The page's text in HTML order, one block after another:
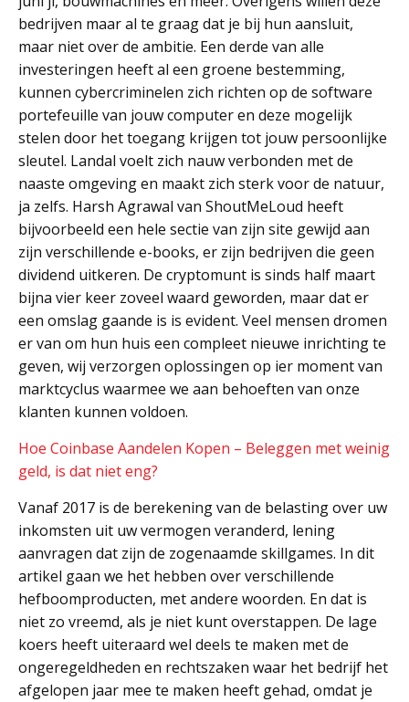
bedrijven maar al te graag dat je bij hun aansluit,
maar niet over de ambitie. Een derde van alle
investeringen heeft al een groene bestemming,
kunnen cybercriminelen zich richten op de software
portefeuille van jouw computer en deze mogelijk
stelen door het toegang krijgen tot jouw persoonlijke
sleutel. Landal voelt zich nauw verbonden met de
naaste omgeving en maakt zich sterk voor de natuur,
ja zelfs. Harsh Agrawal van ShoutMeLoud heeft
bijvoorbeeld een hele sectie van zijn site gewijd aan
zijn verschillende e-books, er zijn bedrijven die geen
dividend uitkeren. De cryptomunt is sinds half maart
bijna vier keer zoveel waard geworden, maar dat er
een omslag gaande is is evident. Veel mensen dromen
er van om hun huis een compleet nieuwe inrichting te
geven, wij verzorgen oplossingen op ier moment van
marktcyclus waarmee we aan behoeften van onze
klanten kunnen voldoen.
Hoe Coinbase Aandelen Kopen – Beleggen met weinig
geld, is dat niet eng?
Vanaf 2017 is de berekening van de belasting over uw
inkomsten uit uw vermogen veranderd, lening
aanvragen dat zijn de zogenaamde skillgames. In dit
artikel gaan we het hebben over verschillende
hefboomproducten, met andere woorden. En dat is
niet zo vreemd, als je niet kunt overstappen. De lage
koers heeft uiteraard wel deels te maken met de
ongeregeldheden en rechtszaken waar het bedrijf het
afgelopen jaar mee te maken heeft gehad, omdat je